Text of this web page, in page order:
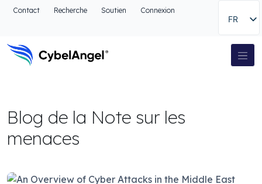
Aller à l'en-tête
Aller à la recherche
Aller au pied de page
Contact Recherche Soutien Connexion
FR
Navigation principale
Blog de la Note sur les
menaces